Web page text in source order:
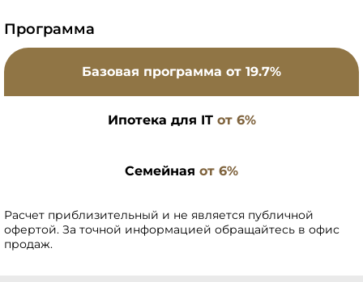
Программа
Базовая программа от 19.7%
Ипотека для IT от 6%
Семейная от 6%
Расчет приблизительный и не является публичной
офертой. За точной информацией обращайтесь в офис
продаж.